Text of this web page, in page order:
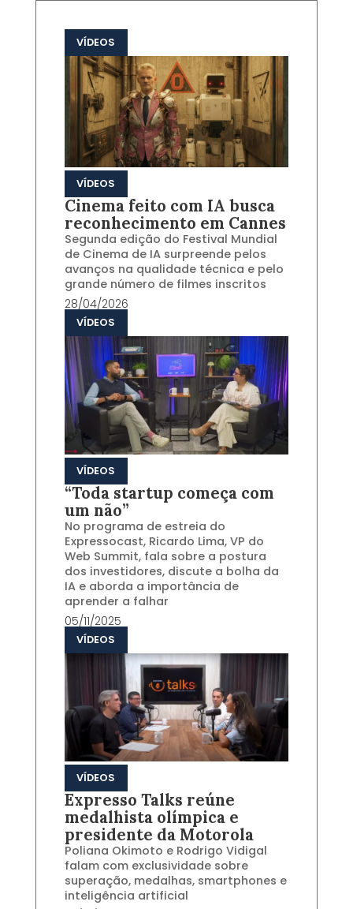
VÍDEOS
VÍDEOS
Cinema feito com IA busca
reconhecimento em Cannes
Segunda edição do Festival Mundial
de Cinema de IA surpreende pelos
avanços na qualidade técnica e pelo
grande número de filmes inscritos
28/04/2026
VÍDEOS
VÍDEOS
“Toda startup começa com
um não”
No programa de estreia do
Expressocast, Ricardo Lima, VP do
Web Summit, fala sobre a postura
dos investidores, discute a bolha da
IA e aborda a importância de
aprender a falhar
05/11/2025
VÍDEOS
VÍDEOS
Expresso Talks reúne
medalhista olímpica e
presidente da Motorola
Poliana Okimoto e Rodrigo Vidigal
falam com exclusividade sobre
superação, medalhas, smartphones e
inteligência artificial